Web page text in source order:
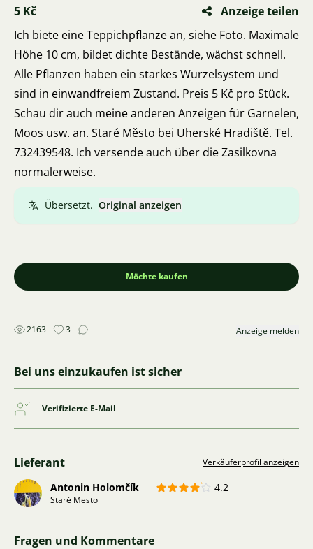
5 Kč
Anzeige teilen
Ich biete eine Teppichpflanze an, siehe Foto. Maximale
Höhe 10 cm, bildet dichte Bestände, wächst schnell.
Alle Pflanzen haben ein starkes Wurzelsystem und
sind in einwandfreiem Zustand. Preis 5 Kč pro Stück.
Schau dir auch meine anderen Anzeigen für Garnelen,
Moos usw. an. Staré Město bei Uherské Hradiště. Tel.
732439548. Ich versende auch über die Zasilkovna
normalerweise.
Übersetzt. Original anzeigen
Möchte kaufen
2163 3 Anzeige melden
Bei uns einzukaufen ist sicher
Verifizierte E-Mail
Lieferant Verkäuferprofil anzeigen
Antonin Holomčík 4.2
Staré Mesto
Fragen und Kommentare